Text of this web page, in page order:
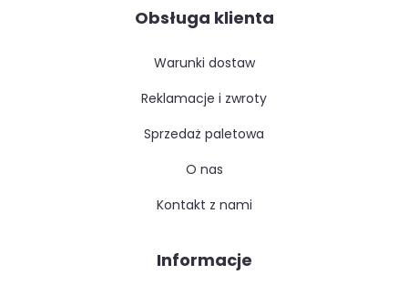
Obsługa klienta
warunki dostaw
reklamacje i zwroty
sprzedaż paletowa
o nas
kontakt z nami
Informacje